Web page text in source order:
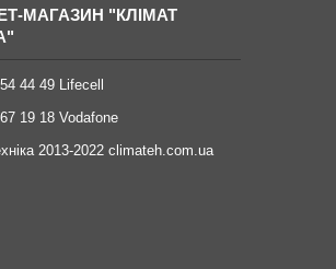
МАГАЗИН "КЛІМАТ
44 49 Lifecell
19 18 Vodafone
2013-2022 climateh.com.ua